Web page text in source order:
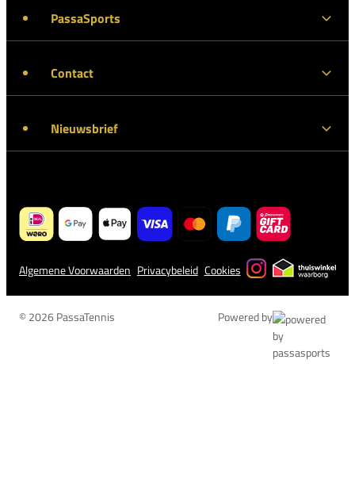
PassaSports
Contact
Nieuwsbrief
Algemene Voorwaarden Privacybeleid Cookies
© 2026 PassaTennis Powered by